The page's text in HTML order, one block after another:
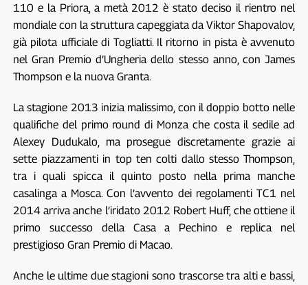
110 e la Priora, a metà 2012 è stato deciso il rientro nel
mondiale con la struttura capeggiata da Viktor Shapovalov,
già pilota ufficiale di Togliatti. Il ritorno in pista è avvenuto
nel Gran Premio d’Ungheria dello stesso anno, con James
Thompson e la nuova Granta.
La stagione 2013 inizia malissimo, con il doppio botto nelle
qualifiche del primo round di Monza che costa il sedile ad
Alexey Dudukalo, ma prosegue discretamente grazie ai
sette piazzamenti in top ten colti dallo stesso Thompson,
tra i quali spicca il quinto posto nella prima manche
casalinga a Mosca. Con l’avvento dei regolamenti TC1 nel
2014 arriva anche l’iridato 2012 Robert Huff, che ottiene il
primo successo della Casa a Pechino e replica nel
prestigioso Gran Premio di Macao.
Anche le ultime due stagioni sono trascorse tra alti e bassi,